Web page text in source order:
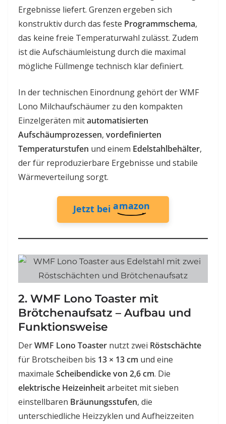
Ergebnisse liefert. Grenzen ergeben sich
konstruktiv durch das feste Programmschema,
das keine freie Temperaturwahl zulässt. Zudem
ist die Aufschäumleistung durch die maximal
mögliche Füllmenge technisch klar definiert.
In der technischen Einordnung gehört der WMF
Lono Milchaufschäumer zu den kompakten
Einzelgeräten mitautomatisierten
Aufschäumprozessen, vordefinierten
Temperaturstufen und einem Edelstahlbehälter,
der für reproduzierbare Ergebnisse und stabile
Wärmeverteilung sorgt.
Jetzt bei amazon
2. WMF Lono Toaster mit
Brötchenaufsatz – Aufbau und
Funktionsweise
DerWMF Lono Toaster nutzt zwei Röstschächte
für Brotscheiben bis 13 × 13 cm und eine
maximale Scheibendicke von 2,6 cm. Die
elektrische Heizeinheitarbeitet mit sieben
einstellbaren Bräunungsstufen, die
unterschiedliche Heizzyklen und Aufheizzeiten